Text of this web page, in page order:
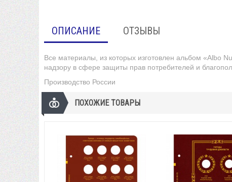
ОПИСАНИЕ ОТЗЫВЫ
Все материалы, из которых изготовлен альбом «Albo
надзору в сфере защиты прав потребителей и
Производство России
ПОХОЖИЕ ТОВАРЫ